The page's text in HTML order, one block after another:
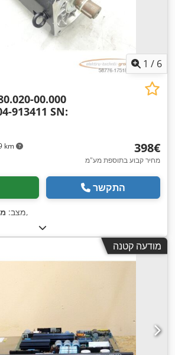
1 / 6
km
00.000
913411 SN:
‏398 ‏€
מחיר קבוע בתוספת מע"מ
התקשר
מצב:,
מודעה קטנה